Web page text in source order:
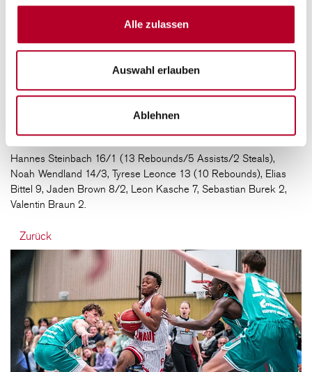
Alle zulassen
Auswahl erlauben
Ablehnen
Regionalliga-Playoffspiel vorbereitet hatten“, berichtet Alex King:
„Ich bin froh, dass wir dann noch rechtzeitig ins Spiel gefunden
haben. Vor allem im letzten Viertel haben wir uns in der
Verteidigung verbessert und eine richtig gute Leistung gezeigt.“
VR-Bank Würzburg Baskets Akademie – TS Jahn
München 76:70
Hannes Steinbach 16/1 (13 Rebounds/5 Assists/2 Steals),
Noah Wendland 14/3, Tyrese Leonce 13 (10 Rebounds), Elias
Bittel 9, Jaden Brown 8/2, Leon Kasche 7, Sebastian Burek 2,
Valentin Braun 2.
Zurück